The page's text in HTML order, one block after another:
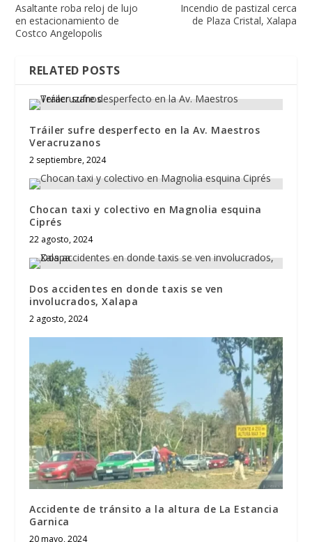
Asaltante roba reloj de lujo
en estacionamiento de
Costco Angelopolis
Incendio de pastizal cerca
de Plaza Cristal, Xalapa
RELATED POSTS
Tráiler sufre desperfecto en la Av. Maestros
Veracruzanos
2 septiembre, 2024
Chocan taxi y colectivo en Magnolia esquina
Ciprés
22 agosto, 2024
Dos accidentes en donde taxis se ven
involucrados, Xalapa
2 agosto, 2024
Accidente de tránsito a la altura de La Estancia
Garnica
20 mayo, 2024